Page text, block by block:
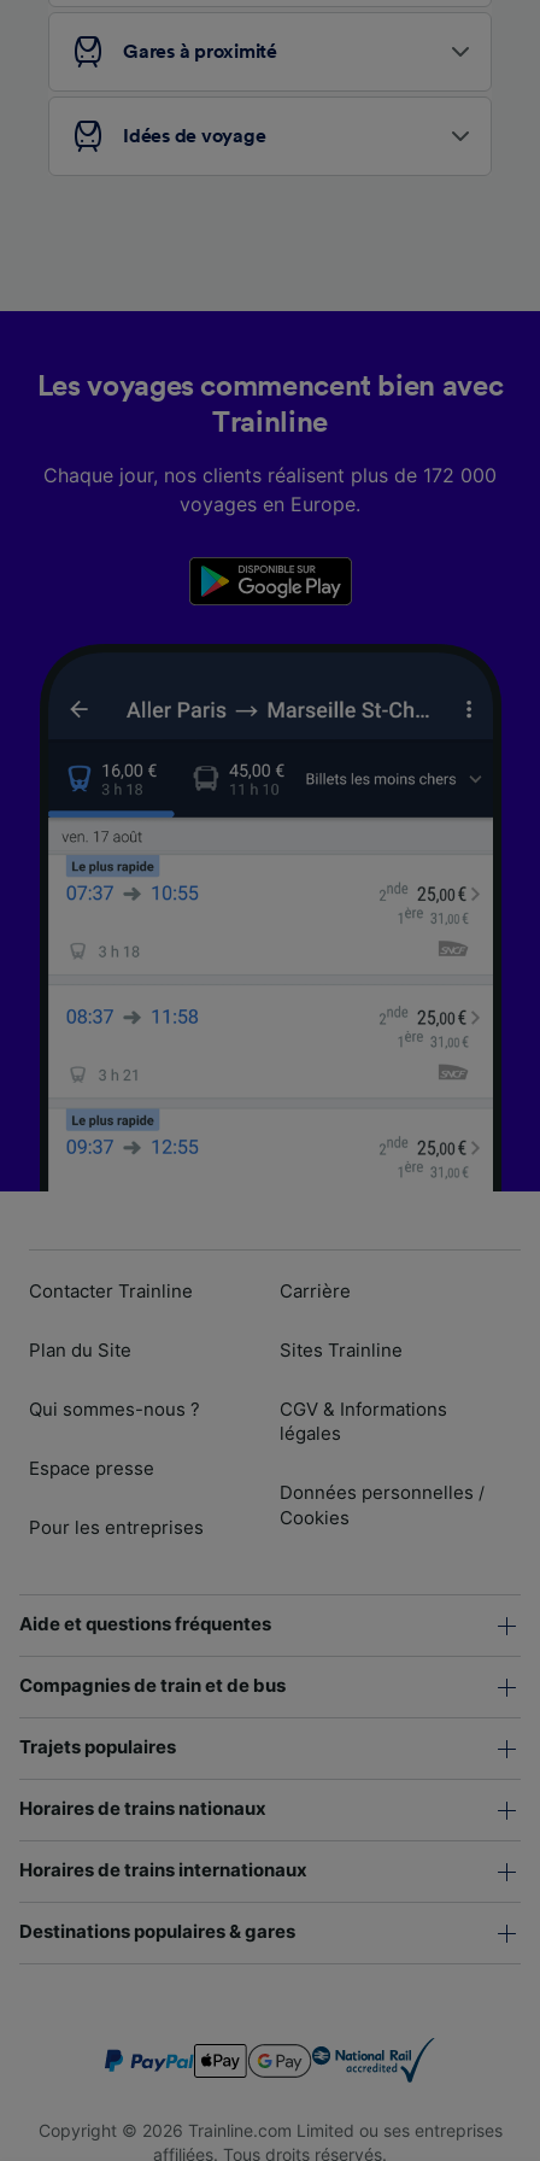
Gares à proximité
Idées de voyage
Les voyages commencent bien avec
Trainline
Chaque jour, nos clients réalisent plus de 172 000
voyages en Europe.
Contacter Trainline
Plan du Site
Qui sommes-nous ?
Espace presse
Pour les entreprises
Carrière
Sites Trainline
CGV & Informations
légales
Données personnelles /
Cookies
Aide et questions fréquentes
Compagnies de train et de bus
Trajets populaires
Horaires de trains nationaux
Horaires de trains internationaux
Destinations populaires & gares
Copyright © 2026 Trainline.com Limited ou ses entreprises
affiliées. Tous droits réservés.
Liste de nos partenaires (fournisseurs)